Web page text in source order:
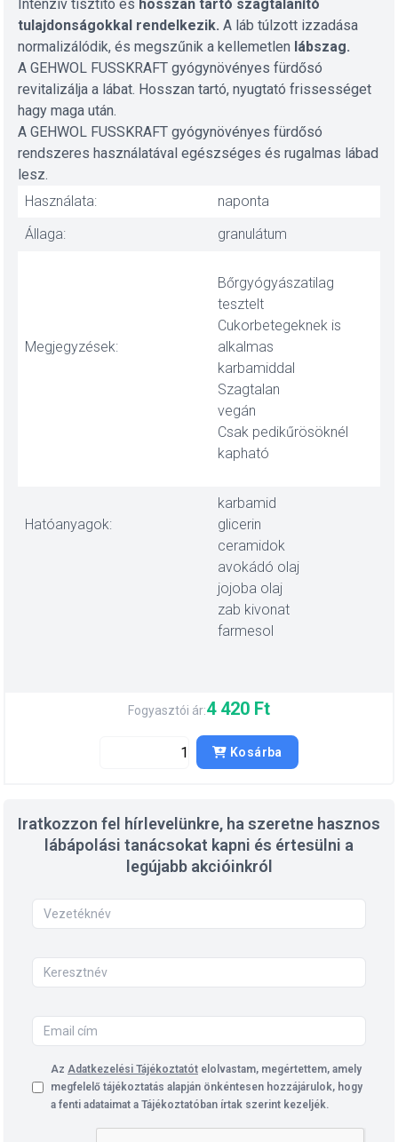
Intenzív tisztító és hosszan tartó szagtalanító
tulajdonságokkal rendelkezik. A láb túlzott izzadása
normalizálódik, és megszűnik a kellemetlen lábszag.
A GEHWOL FUSSKRAFT gyógynövényes fürdősó
revitalizálja a lábat. Hosszan tartó, nyugtató frissességet
hagy maga után.
A GEHWOL FUSSKRAFT gyógynövényes fürdősó
rendszeres használatával egészséges és rugalmas lábad
lesz.
Használata:
naponta
Állaga:
granulátum
Megjegyzések:
Bőrgyógyászatilag
tesztelt
Cukorbetegeknek is
alkalmas
karbamiddal
Szagtalan
vegán
Csak pedikűrösöknél
kapható
Hatóanyagok:
karbamid
glicerin
ceramidok
avokádó olaj
jojoba olaj
zab kivonat
farmesol
Fogyasztói ár:4 420 Ft
Kosárba
Iratkozzon fel hírlevelünkre, ha szeretne hasznos
lábápolási tanácsokat kapni és értesülni a
legújabb akcióinkról
Az Adatkezelési Tájékoztatót elolvastam, megértettem, amely
megfelelő tájékoztatás alapján önkéntesen hozzájárulok, hogy
a fenti adataimat a Tájékoztatóban írtak szerint kezeljék.